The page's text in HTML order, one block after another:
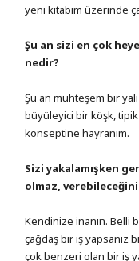
yeni kitabım üzerinde
Şu an sizi en çok
nedir?
Şu an muhteşem bir
büyüleyici bir köşk, tipik
konseptine hayranım.
Sizi yakalamışken
olmaz,
Kendinize inanın. Belli
çağdaş bir iş yapsanız
çok benzeri olan bir iş